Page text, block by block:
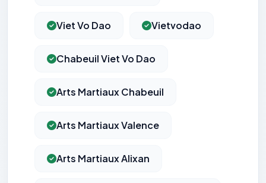
Viet Vo Dao Vietvodao
Chabeuil Viet Vo Dao
Arts Martiaux Chabeuil
Arts Martiaux Valence
Arts Martiaux Alixan